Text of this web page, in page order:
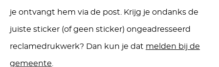
je ontvangt hem via de post. Krijg je ondanks de
juiste sticker (of geen sticker) ongeadresseerd
reclamedrukwerk? Dan kun je dat melden bij de
gemeente